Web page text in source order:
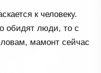
к человеку.
обидят люди, то с
мамонт сейчас